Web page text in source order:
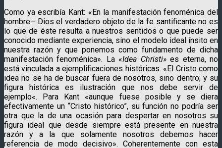
Como ya escribía Kant: «En la manifestación fenoménica del
hombre– Dios el verdadero objeto de la fe santificante no es
lo que de éste resulta a nuestros sentidos o que puede ser
conocido mediante experiencia, sino el modelo ideal ínsito en
nuestra razón y que ponemos como fundamento de dicha
manifestación fenoménica». La «Idea Christi»es eterna, no
está vinculada a ejemplificaciones históricas. «El Cristo como
idea no se ha de buscar fuera de nosotros, sino dentro; y su
figura histórica es ilustración que nos debe servir de
ejemplo«. Para Kant «aunque fuese posible y se diera
efectivamente un “Cristo histórico”, su función no podría ser
otra que la de una ocasión para despertar en nosotros su
figura ideal que desde siempre está presente en nuestra
razón y a la que solamente nosotros debemos hacer
referencia de modo decisivo». Coherentemente con esta